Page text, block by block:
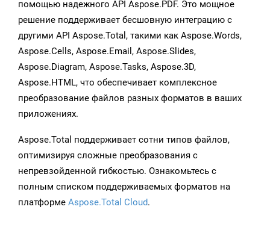
помощью надежного API Aspose.PDF. Это мощное
решение поддерживает бесшовную интеграцию с
другими API Aspose.Total, такими как Aspose.Words,
Aspose.Cells, Aspose.Email, Aspose.Slides,
Aspose.Diagram, Aspose.Tasks, Aspose.3D,
Aspose.HTML, что обеспечивает комплексное
преобразование файлов разных форматов в ваших
приложениях.
Aspose.Total поддерживает сотни типов файлов,
оптимизируя сложные преобразования с
непревзойденной гибкостью. Ознакомьтесь с
полным списком поддерживаемых форматов на
платформе Aspose.Total Cloud.